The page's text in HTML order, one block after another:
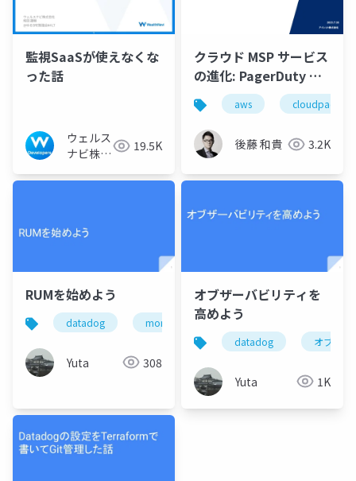
監視SaaSが使えなくな
った話
ウェルス
ナビ株式
術広報チ
19.5K
クラウド MSP サービス
の進化: PagerDuty を
中心とした次世代監視
基盤
aws cloudpack
後藤 和貴 3.2K
RUMを始めよう
datadog monitor
Yuta 308
オブザーバビリティを
高めよう
datadog オブザー
Yuta 1K